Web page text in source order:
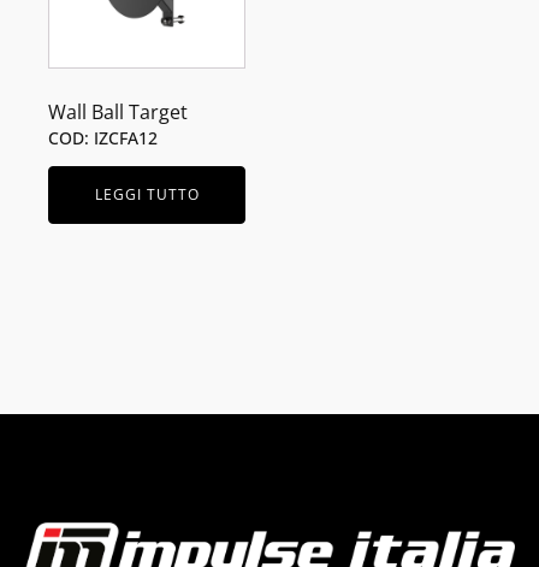
Wall Ball Target
COD: IZCFA12
LEGGI TUTTO